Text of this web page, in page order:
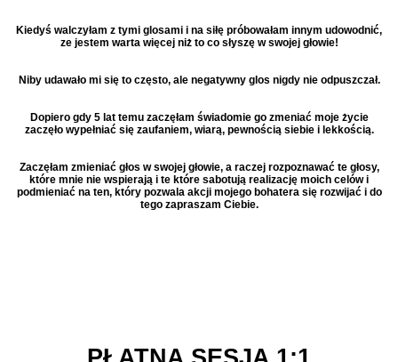
Kiedyś walczyłam z tymi glosami i na siłę próbowałam innym udowodnić,
ze jestem warta więcej niż to co słyszę w swojej głowie!
Niby udawało mi się to często, ale negatywny glos nigdy nie odpuszczał.
Dopiero gdy 5 lat temu zaczęłam świadomie go zmeniać moje życie
zaczęło wypełniać się zaufaniem, wiarą, pewnością siebie i lekkością.
Zaczęłam zmieniać głos w swojej głowie, a raczej rozpoznawać te głosy,
które mnie nie wspierają i te które sabotują realizację moich celów i
podmieniać na ten, który pozwala akcji mojego bohatera się rozwijać i do
tego zapraszam Ciebie.